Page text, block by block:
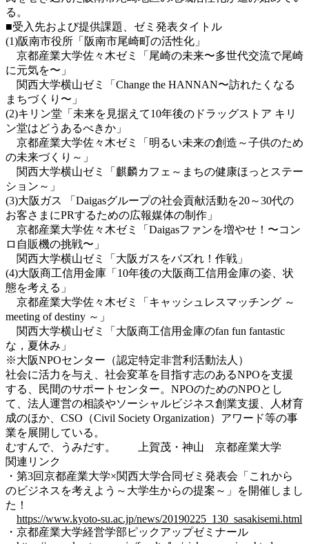
る。
■受入先および提供課題、ゼミ発表タイトル
(1)阪南市役所「阪南市尾崎町の活性化」
京都産業大学佐々木ゼミ「尾崎の未来〜多世代交流で尾崎
に元気を〜」
関西大学横山ゼミ「Change the HANNAN〜訪れたくなる
まちづくり〜」
(2)キリン堂「未来を見据えて10年後のドラッグストア キリ
ン堂はどうあるべきか」
京都産業大学佐々木ゼミ「明るい未来の創造～子供のため
の未来づくり～」
関西大学横山ゼミ「麒麟カフェ～まちの健康ほっとステー
ション～」
(3)大阪ガス 「Daigasグループの社会貢献活動を20～30代の
お客さまにPRするための広報媒体の制作」
京都産業大学佐々木ゼミ「Daigasファンを増やせ！〜コン
ロ自販機の挑戦〜」
関西大学横山ゼミ「大阪ガスをバズれ！作戦」
(4)大阪商工信用金庫「10年後の大阪商工信用金庫の姿、状
態を考える」
京都産業大学佐々木ゼミ「キャッシュレスマッチング ～
meeting of destiny ～」
関西大学横山ゼミ「大阪商工信用金庫のfan fun fantastic
な，夏休み」
※大阪NPOセンター（認定特定非営利活動法人）
社会に活力を与え、社会変革を目指す志のあるNPOを支援
する、民間のサポートセンター。NPOのためのNPOとし
て、法人運営の相談やソーシャルビジネス創業支援、人材育
成のほか、CSO（Civil Society Organization）アワード等の事
業を展開している。
むすんで、うみだす。 上賀茂・神山 京都産業大学
関連リンク
・第3回京都産業大学×関西大学合同ゼミ発表会「これから
のビジネスを考えよう～大学生からの提案～」を開催しまし
た！
https://www.kyoto-su.ac.jp/news/20190225_130_sasakisemi.html
・京都産業大学経営学部ピックアップゼミナール